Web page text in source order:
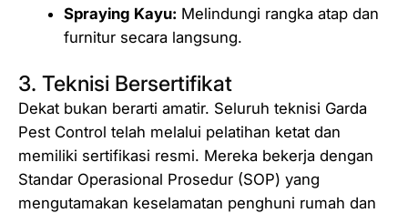
Spraying Kayu: Melindungi rangka atap dan
furnitur secara langsung.
3. Teknisi Bersertifikat
Dekat bukan berarti amatir. Seluruh teknisi Garda
Pest Control telah melalui pelatihan ketat dan
memiliki sertifikasi resmi. Mereka bekerja dengan
Standar Operasional Prosedur (SOP) yang
mengutamakan keselamatan penghuni rumah dan